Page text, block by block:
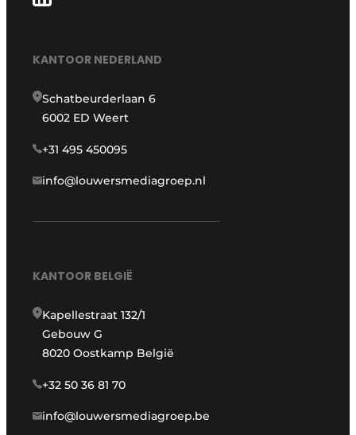
KANTOOR NEDERLAND
Schatbeurderlaan 6
6002 ED Weert
+31 495 450095
info@louwersmediagroep.nl
KANTOOR BELGIË
Kapellestraat 132/1
Gebouw G
8020 Oostkamp België
+32 50 36 81 70
info@louwersmediagroep.be